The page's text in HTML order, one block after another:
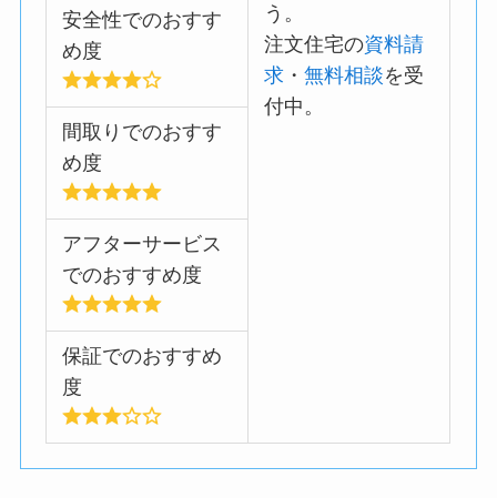
う。
注文住宅の資料請
求・ 無料相談を受
付中。
安全性でのおすす
め度
間取りでのおすす
め度
アフターサービス
でのおすすめ度
保証でのおすすめ
度